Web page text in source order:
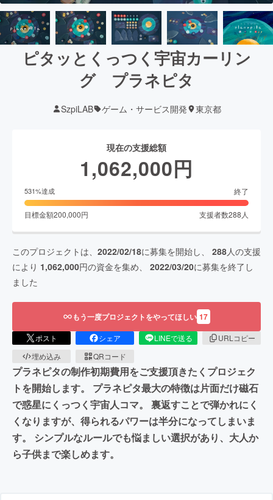
ピタッとくっつく宇宙カーリン
グ プラネピタ
SzpiLAB ゲーム・サービス開発 東京都
現在の支援総額
1,062,000円
531%達成 終了
目標金額200,000円 支援者数288 人
このプロジェクトは、 2022/02/18に募集を開始し、 288人の支援
により 1,062,000円の資金を集め、 2022/03/20に募集を終了し
ました
もう一度プロジェクトをやってほしい 17
ポスト シェア LINEで送る
URLコピー
埋め込み
QRコード
プラネピタの制作初期費用をご支援頂きたくプロジェク
トを開始します。 プラネピタ最大の特徴は片面だけ磁石
で惑星にくっつく宇宙人コマ。 裏返すことで弾かれにく
くなりますが、得られるパワーは半分になってしまいま
す。 シンプルなルールでも悩ましい選択があり、大人か
ら子供まで楽しめます。